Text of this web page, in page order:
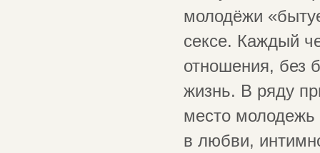
молодёжи
сексе. Каждый
отношения, без
жизнь. В ряду
место молодежь
в любви,